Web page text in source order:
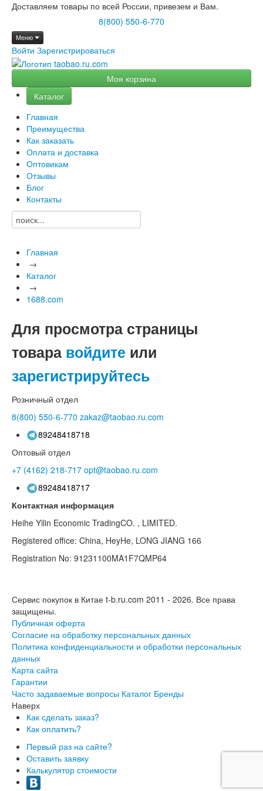
Доставляем товары по всей России, привезем и Вам.
8(800) 550-6-770
Меню
Войти Зарегистрироваться
Моя корзина
Каталог
Главная
Преимущества
Как заказать
Оплата и доставка
Оптовикам
Отзывы
Блог
Контакты
Главная
→
Каталог
→
1688.com
Для просмотра страницы
товара войдите или
зарегистрируйтесь
Розничный отдел
8(800) 550-6-770 zakaz@taobao.ru.com
89248418718
Оптовый отдел
+7 (4162) 218-717 opt@taobao.ru.com
89248418717
Контактная информация
Heihe Yilin Economic TradingCO. , LIMITED.
Registered office: China, HeyHe, LONG JIANG 166
Registration No: 91231100MA1F7QMP64
Сервис покупок в Китае t-b.ru.com 2011 - 2026. Все права
защищены.
Публичная оферта
Согласие на обработку персональных данных
Политика конфиденциальности и обработки персональных
данных
Карта сайта
Гарантии
Часто задаваемые вопросы Каталог Бренды
Наверх
Как сделать заказ?
Как оплатить?
Первый раз на сайте?
Оставить заявку
Калькулятор стоимости